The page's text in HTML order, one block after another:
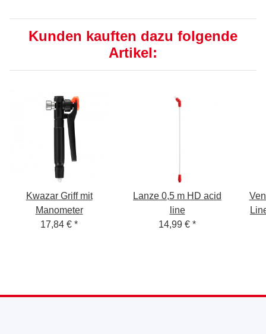
Kunden kauften dazu folgende
Artikel:
Kwazar Griff mit
Manometer
17,84 € *
Lanze 0,5 m HD acid
line
14,99 € *